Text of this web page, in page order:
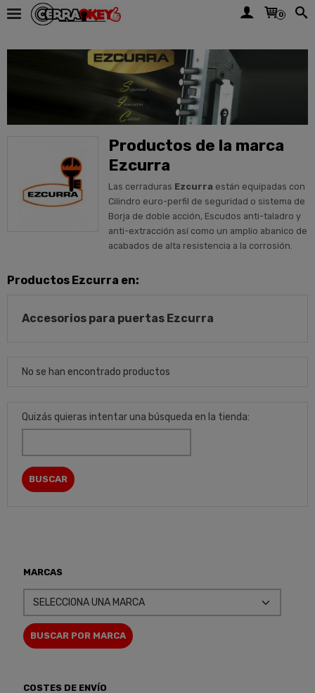
0
MARCAS
COSTES DE ENVÍO
Productos de la marca
Ezcurra
Las cerraduras Ezcurra están equipadas con
Cilindro euro-perfil de seguridad o sistema de
Borja de doble acción, Escudos anti-taladro y
anti-extracción así como un amplio abanico de
acabados de alta resistencia a la corrosión.
Productos Ezcurra en:
Accesorios para puertas Ezcurra
No se han encontrado productos
Quizás quieras intentar una búsqueda en la tienda: